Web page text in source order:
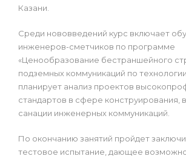
Казани.
Среди нововведений курс включает
инженеров-сметчиков по программе
«Ценообразование бестраншейного
подземных коммуникаций по
планирует анализ проектов
стандартов в сфере конструирования,
санации инженерных коммуникаций.
По окончанию занятий пройдет
тестовое испытание, дающее